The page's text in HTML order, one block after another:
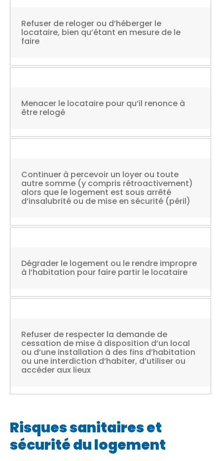
Refuser de reloger ou d’héberger le
locataire, bien qu’étant en mesure de le
faire
Menacer le locataire pour qu’il renonce à
être relogé
Continuer à percevoir un loyer ou toute
autre somme (y compris rétroactivement)
alors que le logement est sous arrêté
d’insalubrité ou de mise en sécurité (péril)
Dégrader le logement ou le rendre impropre
à l’habitation pour faire partir le locataire
Refuser de respecter la demande de
cessation de mise à disposition d’un local
ou d’une installation à des fins d’habitation
ou une interdiction d’habiter, d’utiliser ou
accéder aux lieux
Risques sanitaires et
sécurité du logement